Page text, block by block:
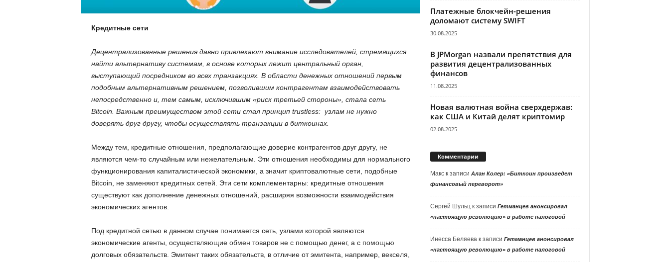
u
Кредитные сети
Децентрализованные решения давно привлекают внимание исследователей, стремящихся
найти альтернативу системам, в основе которых лежит центральный орган,
выступающий посредником во всех транзакциях. В области денежных отношений первым
подобным альтернативным решением, позволившим контрагентам взаимодействовать
непосредственно и, тем самым, исключившим «риск третьей стороны», стала сеть
Bitcoin. Важным преимуществом этой сети стал принцип trustless: узлам не нужно
доверять друг другу, чтобы осуществлять транзакции в биткоинах.
Между тем, кредитные отношения, предполагающие доверие контрагентов друг другу, не
являются чем-то случайным или нежелательным. Эти отношения необходимы для нормального
функционирования капиталистической экономики, а значит криптовалютные сети, подобные
Bitcoin, не заменяют кредитных сетей. Эти сети комплементарны: кредитные отношения
существуют как дополнение денежных отношений, расширяя возможности взаимодействия
экономических агентов.
Под кредитной сетью в данном случае понимается сеть, узлами которой являются
экономические агенты, осуществляющие обмен товаров не с помощью денег, а с помощью
долговых обязательств. Эмитент таких обязательств, в отличие от эмитента, например, векселя,
Платежные блокчейн-решения
доломают систему SWIFT
30.08.2025
В JPMorgan назвали препятствия для
развития децентрализованных
финансов
11.08.2025
Новая валютная война сверхдержав:
как США и Китай делят криптомир
02.08.2025
Комментарии
Макск записи Алан Колер: «Биткоин произведет
финансовый переворот»
Сергей Шульцк записи Гетманцев анонсировал
«настоящую революцию» в работе налоговой
Инесса Беляевак записи Гетманцев анонсировал
«настоящую революцию» в работе налоговой